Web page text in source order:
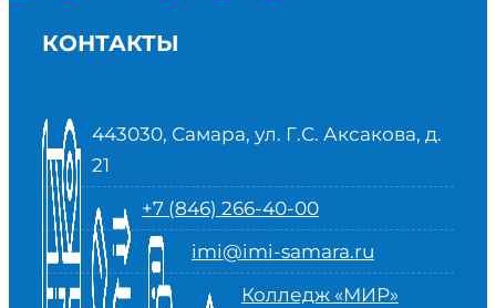
КОНТАКТЫ
443030, Самара, ул. Г.С. Аксакова, д.
21
+7 (846) 266-40-00
imi@imi-samara.ru
Колледж «МИР»